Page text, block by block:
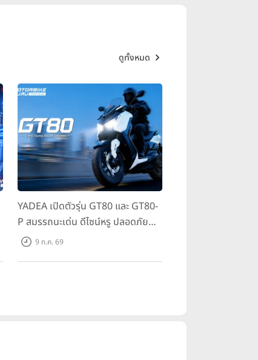
ดูทั้งหมด
YADEA เปิดตัวรุ่น GT80 และ GT80-
P สมรรถนะเด่น ดีไซน์หรู ปลอดภัย
ราคาเข้าถึงง่าย จดทะเบียนได้ มี 3 สี
9 ก.ค. 69